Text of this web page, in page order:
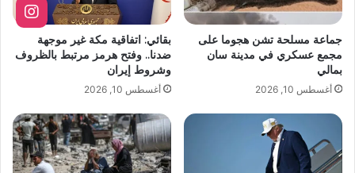
جماعة مسلحة تشن هجوما على
مجمع عسكري في مدينة سان
بمالي
أغسطس 10, 2026
بقائي: اتفاقية مكة غير موجهة
ضدنا.. وفتح هرمز مرتبط بالظروف
وشروط إيران
أغسطس 10, 2026